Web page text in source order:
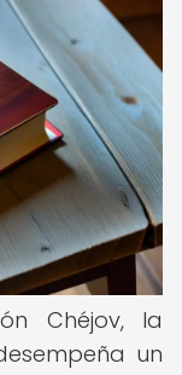
Chéjov, la
un